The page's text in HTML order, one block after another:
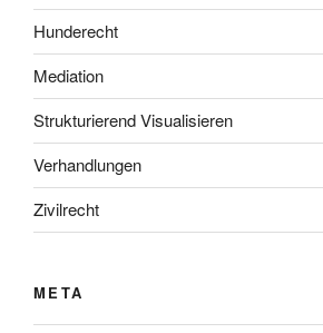
Hunderecht
Mediation
Strukturierend Visualisieren
Verhandlungen
Zivilrecht
META